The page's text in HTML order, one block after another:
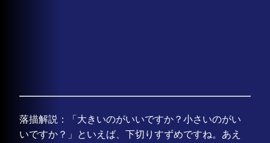
落描解説：「大きいのがいいですか？小さいのがい
いですか？」といえば、下切りすずめですね。あえ